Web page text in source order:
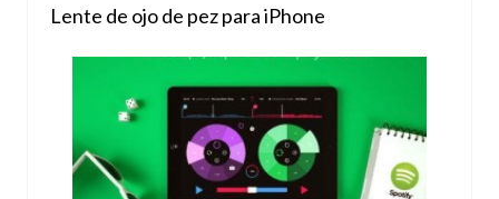
Lente de ojo de pez para iPhone